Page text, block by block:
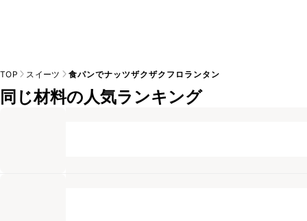
TOP スイーツ 食パンでナッツザクザクフロランタン
同じ材料の人気ランキング